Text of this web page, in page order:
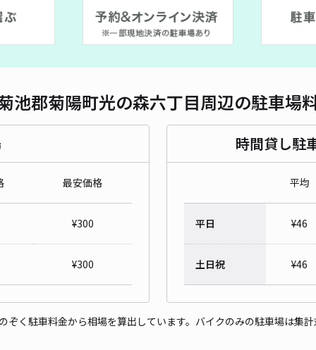
対応
弓
時
長さ
池郡菊陽町光の森六丁目周辺の駐車場
最安価格
¥300
¥300
時間貸し駐
平均
平日 ¥46
土日祝 ¥46
ぞく駐車料金から相場を算出しています。バイクのみの駐車場は集